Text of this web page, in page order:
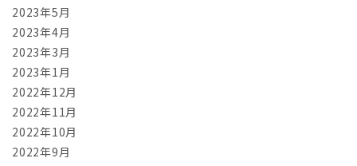
2023年5月
2023年4月
2023年3月
2023年1月
2022年12月
2022年11月
2022年10月
2022年9月